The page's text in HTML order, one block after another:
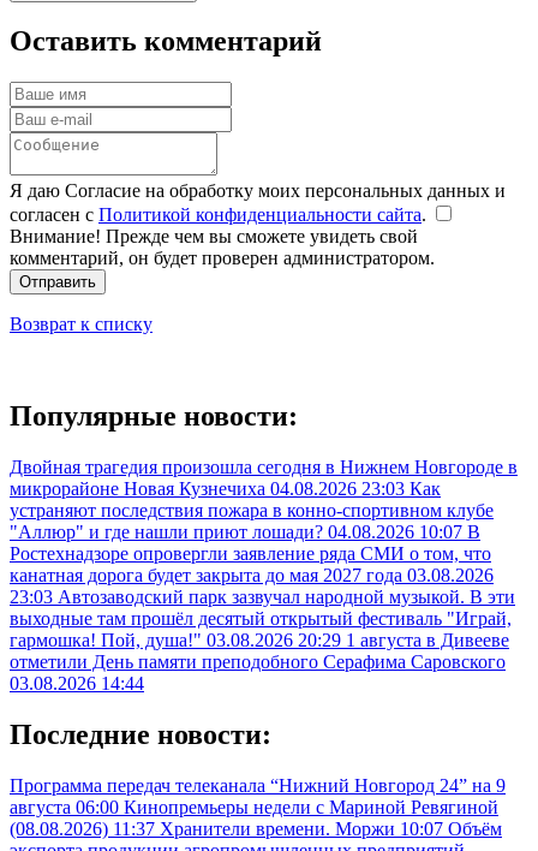
Оставить комментарий
Я даю Согласие на обработку моих персональных данных и
согласен с Политикой конфиденциальности сайта.
Внимание! Прежде чем вы сможете увидеть свой
комментарий, он будет проверен администратором.
Отправить
Возврат к списку
Популярные новости:
Двойная трагедия произошла сегодня в Нижнем Новгороде в
микрорайоне Новая Кузнечиха 04.08.2026 23:03 Как
устраняют последствия пожара в конно-спортивном клубе
"Аллюр" и где нашли приют лошади? 04.08.2026 10:07 В
Ростехнадзоре опровергли заявление ряда СМИ о том, что
канатная дорога будет закрыта до мая 2027 года 03.08.2026
23:03 Автозаводский парк зазвучал народной музыкой. В эти
выходные там прошёл десятый открытый фестиваль "Играй,
гармошка! Пой, душа!" 03.08.2026 20:29 1 августа в Дивееве
отметили День памяти преподобного Серафима Саровского
03.08.2026 14:44
Последние новости:
Программа передач телеканала “Нижний Новгород 24” на 9
августа 06:00 Кинопремьеры недели с Мариной Ревягиной
(08.08.2026) 11:37 Хранители времени. Моржи 10:07 Объём